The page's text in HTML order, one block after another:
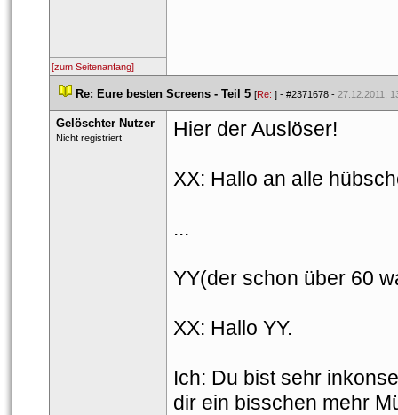
[zum Seitenanfang]
Re: Eure besten Screens - Teil 5 [Re: ] - #2371678 - 27.12.2011,
Gelöschter Nutzer
Nicht registriert Hier der Auslöser!
XX: Hallo an alle
...
YY(der schon über 60
XX: Hallo YY.
Ich: Du bist sehr
dir ein bisschen mehr